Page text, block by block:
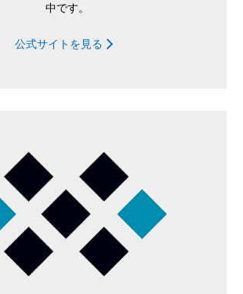
中です。
公式サイトを見る